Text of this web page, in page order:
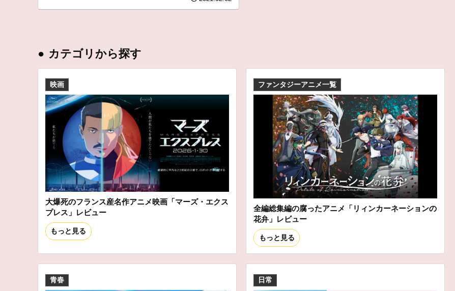
● カテゴリから探す
映画
大爆死のフランス産名作アニメ映画「マーズ・エクス
プレス」レビュー
もっと見る
ファンタジーアニメ一覧
全編総集編の腐ったアニメ「リィンカーネーションの
花弁」レビュー
もっと見る
青春 日常